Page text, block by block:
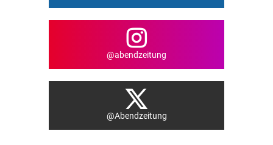
@abendzeitung
@Abendzeitung